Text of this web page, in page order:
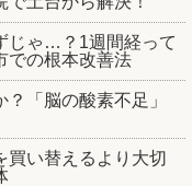
じゃ…？1週間経って
での根本改善法
「脳の酸素不足」
買い替えるより大切